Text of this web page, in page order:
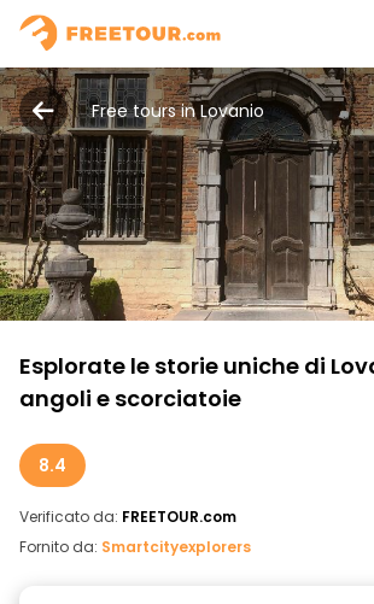
Free tours in Lovanio
Esplorate le storie uniche di
angoli e scorciatoie
8.4
Verificato da: FREETOUR.com
Fornito da: Smartcityexplorers